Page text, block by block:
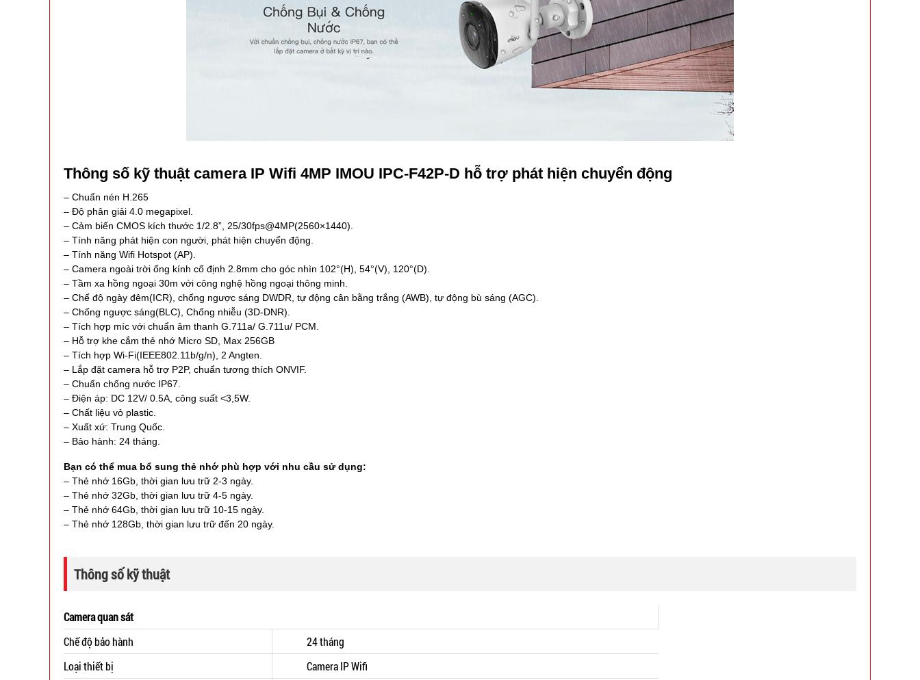
Thông số kỹ thuật camera IP Wifi 4MP IMOU IPC-F42P-D hỗ trợ phát hiện chuyển động
– Chuẩn nén H.265
– Độ phân giải 4.0 megapixel.
– Cảm biến CMOS kích thước 1/2.8”, 25/30fps@4MP(2560×1440).
– Tính năng phát hiện con người, phát hiện chuyển động.
– Tính năng Wifi Hotspot (AP).
– Camera ngoài trời ống kính cố định 2.8mm cho góc nhìn 102°(H), 54°(V), 120°(D).
– Tầm xa hồng ngoại 30m với công nghệ hồng ngoại thông minh.
– Chế độ ngày đêm(ICR), chống ngược sáng DWDR, tự động cân bằng trắng (AWB), tự động bù sáng (AGC).
– Chống ngược sáng(BLC), Chống nhiễu (3D-DNR).
– Tích hợp míc với chuẩn âm thanh G.711a/ G.711u/ PCM.
– Hỗ trợ khe cắm thẻ nhớ Micro SD, Max 256GB
– Tích hợp Wi-Fi(IEEE802.11b/g/n), 2 Angten.
– Lắp đặt camera hỗ trợ P2P, chuẩn tương thích ONVIF.
– Chuẩn chống nước IP67.
– Điện áp: DC 12V/ 0.5A, công suất <3,5W.
– Chất liệu vỏ plastic.
– Xuất xứ: Trung Quốc.
– Bảo hành: 24 tháng.
Bạn có thể mua bổ sung thẻ nhớ phù hợp với nhu cầu sử dụng:
– Thẻ nhớ 16Gb, thời gian lưu trữ 2-3 ngày.
– Thẻ nhớ 32Gb, thời gian lưu trữ 4-5 ngày.
– Thẻ nhớ 64Gb, thời gian lưu trữ 10-15 ngày.
– Thẻ nhớ 128Gb, thời gian lưu trữ đến 20 ngày.
Thông số kỹ thuật
Camera quan sát
Chế độ bảo hành
24 tháng
Loại thiết bị
Camera IP Wifi